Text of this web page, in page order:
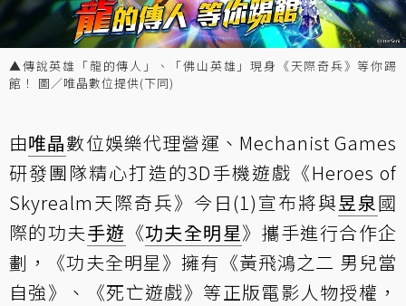
▲傳說英雄「龍的傳人」、「佛山英雄」現身《天際奇兵》等你踢
館！ 圖／唯晶數位提供(下同)
由唯晶數位娛樂代理營運、Mechanist Games
研發團隊精心打造的3D手機遊戲《Heroes of
Skyrealm天際奇兵》今日(1)宣布將與昱泉國
際的功夫手遊 《功夫全明星》攜手進行合作企
劃，《功夫全明星》擁有《黃飛鴻之二 男兒當
自強》、《死亡遊戲》等正版電影人物授權，